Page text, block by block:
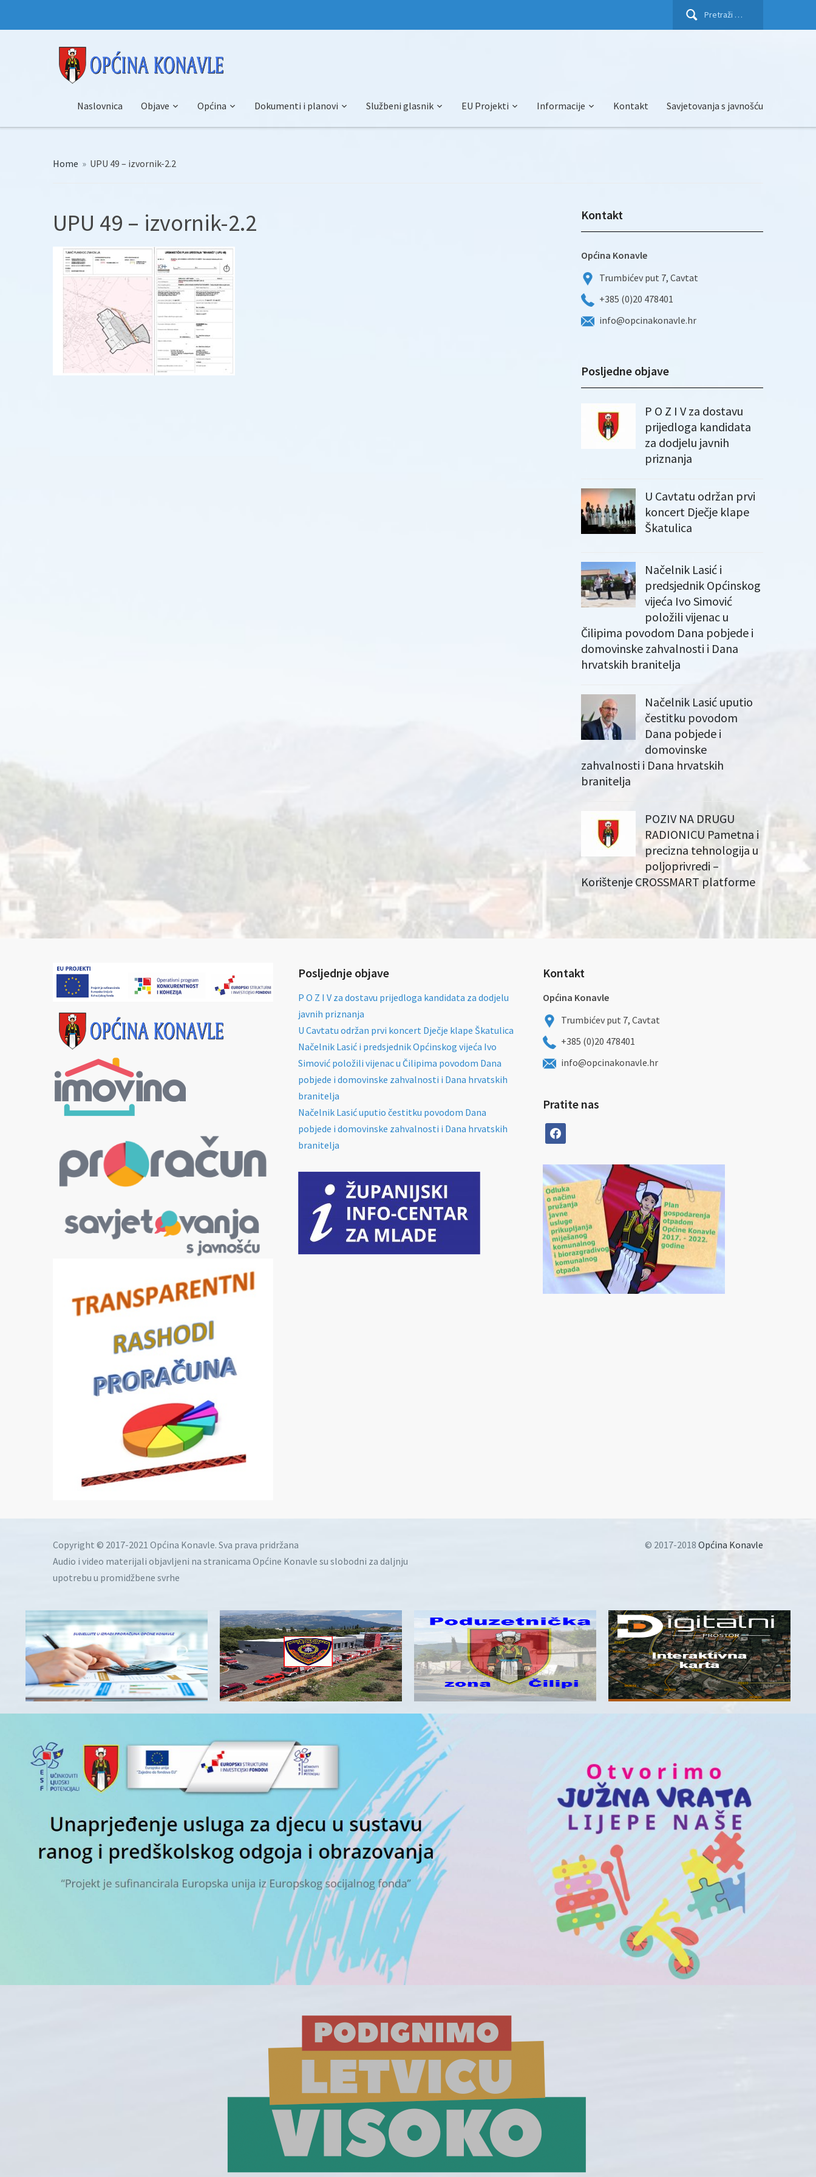
Pretraži:
Naslovnica Objave Općina Dokumenti i planovi Službeni glasnik EU Projekti Informacije Kontakt Savjetovanja s javnošću
Home » UPU 49 – izvornik-2.2
UPU 49 – izvornik-2.2 Kontakt
Općina Konavle
Trumbićev put 7, Cavtat
+385 (0)20 478401
info@opcinakonavle.hr
Posljedne objave
P O Z I V za dostavu
prijedloga kandidata
za dodjelu javnih
priznanja
U Cavtatu održan prvi
koncert Dječje klape
Škatulica
Načelnik Lasić i
predsjednik Općinskog
vijeća Ivo Simović
položili vijenac u
Čilipima povodom Dana pobjede i
domovinske zahvalnosti i Dana
hrvatskih branitelja
Načelnik Lasić uputio
čestitku povodom
Dana pobjede i
domovinske
zahvalnosti i Dana hrvatskih
branitelja
POZIV NA DRUGU
RADIONICU Pametna i
precizna tehnologija u
poljoprivredi –
Korištenje CROSSMART platforme
Posljednje objave
P O Z I V za dostavu prijedloga kandidata za dodjelu
javnih priznanja
U Cavtatu održan prvi koncert Dječje klape Škatulica
Načelnik Lasić i predsjednik Općinskog vijeća Ivo
Simović položili vijenac u Čilipima povodom Dana
pobjede i domovinske zahvalnosti i Dana hrvatskih
branitelja
Načelnik Lasić uputio čestitku povodom Dana
pobjede i domovinske zahvalnosti i Dana hrvatskih
branitelja
Kontakt
Općina Konavle
Trumbićev put 7, Cavtat
+385 (0)20 478401
info@opcinakonavle.hr
Pratite nas
facebook
Copyright © 2017-2021 Općina Konavle. Sva prava pridržana
Audio i video materijali objavljeni na stranicama Općine Konavle su slobodni za daljnju
upotrebu u promidžbene svrhe
© 2017-2018 Općina Konavle